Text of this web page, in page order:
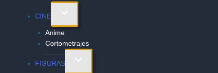
CINE
Alternar
menú
Anime
Cortometrajes
FIGURAS
Alternar